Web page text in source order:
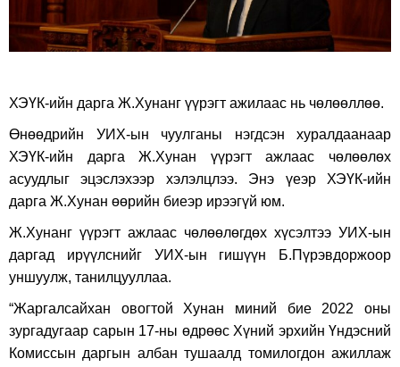
ХЭҮК-ийн дарга Ж.Хунанг үүрэгт ажилаас нь чөлөөллөө.
Өнөөдрийн УИХ-ын чуулганы нэгдсэн хуралдаанаар
ХЭҮК-ийн дарга Ж.Хунан үүрэгт ажлаас чөлөөлөх
асуудлыг эцэслэхээр хэлэлцлээ. Энэ үеэр ХЭҮК-ийн
дарга Ж.Хунан өөрийн биеэр ирээгүй юм.
Ж.Хунанг үүрэгт ажлаас чөлөөлөгдөх хүсэлтээ УИХ-ын
даргад ирүүлснийг УИХ-ын гишүүн Б.Пүрэвдоржоор
уншуулж, танилцууллаа.
“Жаргалсайхан овогтой Хунан миний бие 2022 оны
зургадугаар сарын 17-ны өдрөөс Хүний эрхийн Үндэсний
Комиссын даргын албан тушаалд томилогдон ажиллаж